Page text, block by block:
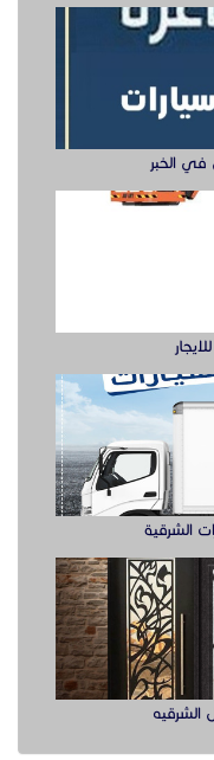
الخبر
الشرقية
الشرقيه